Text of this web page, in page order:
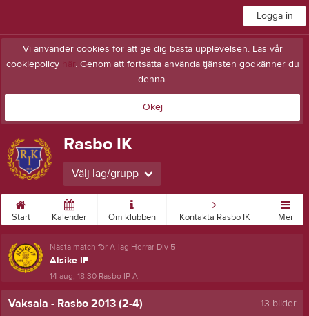
Logga in
Vi använder cookies för att ge dig bästa upplevelsen. Läs vår
cookiepolicy här. Genom att fortsätta använda tjänsten godkänner du
denna.
Okej
Rasbo IK
Välj lag/grupp
Start Kalender Om klubben Kontakta Rasbo IK Mer
Nästa match för A-lag Herrar Div 5
Alsike IF
14 aug, 18:30 Rasbo IP A
Vaksala - Rasbo 2013 (2-4) 13 bilder